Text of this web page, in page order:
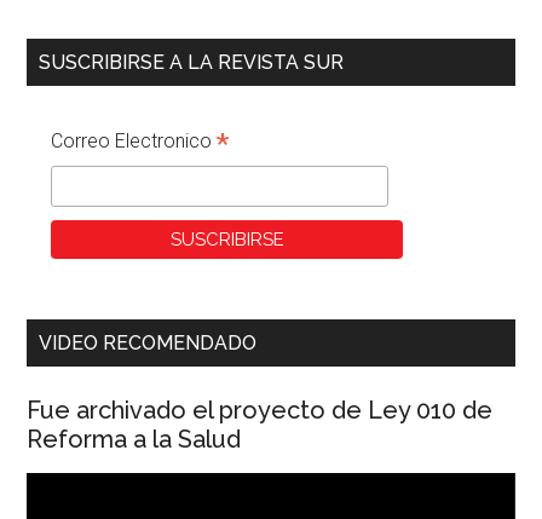
SUSCRIBIRSE A LA REVISTA SUR
Correo Electronico*
VIDEO RECOMENDADO
Fue archivado el proyecto de Ley 010 de
Reforma a la Salud